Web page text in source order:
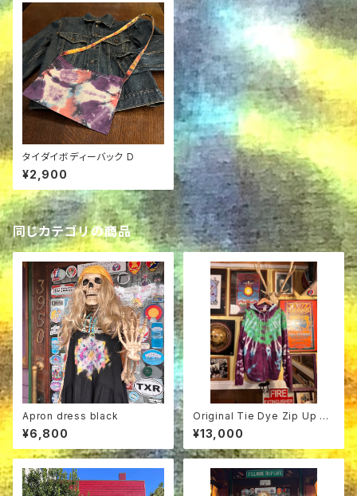
タイダイボディーバック D
¥2,900
同じカテゴリの商品
Apron dress black
¥6,800
Original Tie Dye Zip Up Ho
odie Lサイズ
¥13,000